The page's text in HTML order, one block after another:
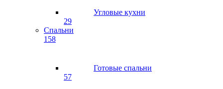
Угловые кухни
29
Спальни
158
Готовые спальни
57